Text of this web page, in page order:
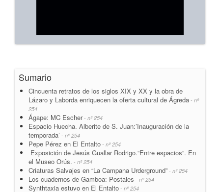
Sumario
Cincuenta retratos de los siglos XIX y XX y la obra de
Lázaro y Laborda enriquecen la oferta cultural de Ágreda - nº
254
Ágape: MC Escher- nº 254
Espacio Huecha. Alberite de S. Juan:’Inauguración de la
temporada’ - nº 254
Pepe Pérez en El Entalto - nº 254
Exposición de Jesús Guallar Rodrigo.“Entre espacios“. En
el Museo Orús. - nº 254
Criaturas Salvajes en “La Campana Urderground” - nº 254
Los cuadernos de Gamboa: Postales - nº 254
Synthtaxia estuvo en El Entalto - nº 254